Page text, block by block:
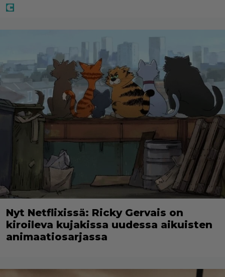
Nyt Netflixissä: Ricky Gervais on
kiroileva kujakissa uudessa aikuisten
animaatiosarjassa